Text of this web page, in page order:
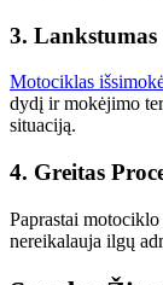
3. Lankstumas
Motociklas
dydį ir mokėjimo
situaciją.
4. Greitas
Paprastai
nereikalauja ilgų